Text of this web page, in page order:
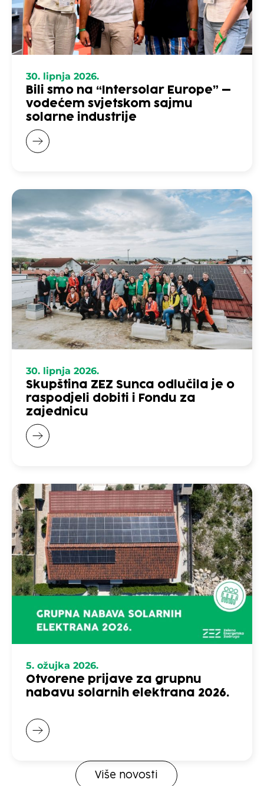
30. lipnja 2026.
Bili smo na “Intersolar Europe” –
vodećem svjetskom sajmu
solarne industrije
30. lipnja 2026.
Skupština ZEZ Sunca odlučila je o
raspodjeli dobiti i Fondu za
zajednicu
5. ožujka 2026.
Otvorene prijave za grupnu
nabavu solarnih elektrana 2026.
Više novosti